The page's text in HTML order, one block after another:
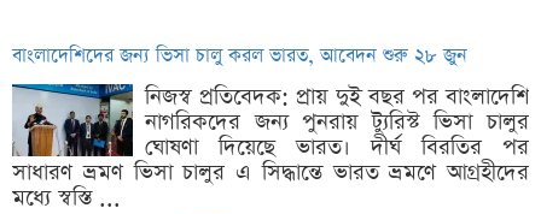
বাংলাদেশিদের জন্য ভিসা চালু করল ভারত, আবেদন শুরু ২৮ জুন
নিজস্ব প্রতিবেদক: প্রায় দুই বছর পর বাংলাদেশি
নাগরিকদের জন্য পুনরায় ট্যুরিস্ট ভিসা চালুর
ঘোষণা দিয়েছে ভারত। দীর্ঘ বিরতির পর
সাধারণ ভ্রমণ ভিসা চালুর এ সিদ্ধান্তে ভারত ভ্রমণে আগ্রহীদের
মধ্যে স্বস্তি ...